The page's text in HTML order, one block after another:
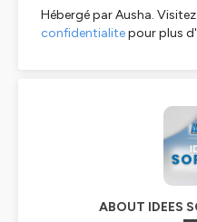
Hébergé par Ausha. Visitez
confidentialitepour plus
ABOUT IDEES